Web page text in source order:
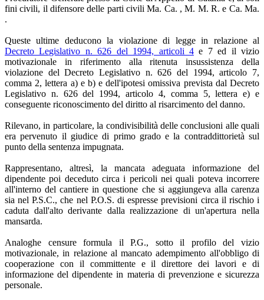
fini civili, il difensore delle parti civili Ma. Ca. , M. M. R. e Ca. Ma.
.
Queste ultime deducono la violazione di legge in relazione al
Decreto Legislativo n. 626 del 1994, articoli 4e 7 ed il vizio
motivazionale in riferimento alla ritenuta insussistenza della
violazione del Decreto Legislativo n. 626 del 1994, articolo 7,
comma 2, lettera a) e b) e dell'ipotesi omissiva prevista dal Decreto
Legislativo n. 626 del 1994, articolo 4, comma 5, lettera e) e
conseguente riconoscimento del diritto al risarcimento del danno.
Rilevano, in particolare, la condivisibilità delle conclusioni alle quali
era pervenuto il giudice di primo grado e la contraddittorietà sul
punto della sentenza impugnata.
Rappresentano, altresì, la mancata adeguata informazione del
dipendente poi deceduto circa i pericoli nei quali poteva incorrere
all'interno del cantiere in questione che si aggiungeva alla carenza
sia nel P.S.C., che nel P.O.S. di espresse previsioni circa il rischio i
caduta dall'alto derivante dalla realizzazione di un'apertura nella
mansarda.
Analoghe censure formula il P.G., sotto il profilo del vizio
motivazionale, in relazione al mancato adempimento all'obbligo di
cooperazione con il committente e il direttore dei lavori e di
informazione del dipendente in materia di prevenzione e sicurezza
personale.